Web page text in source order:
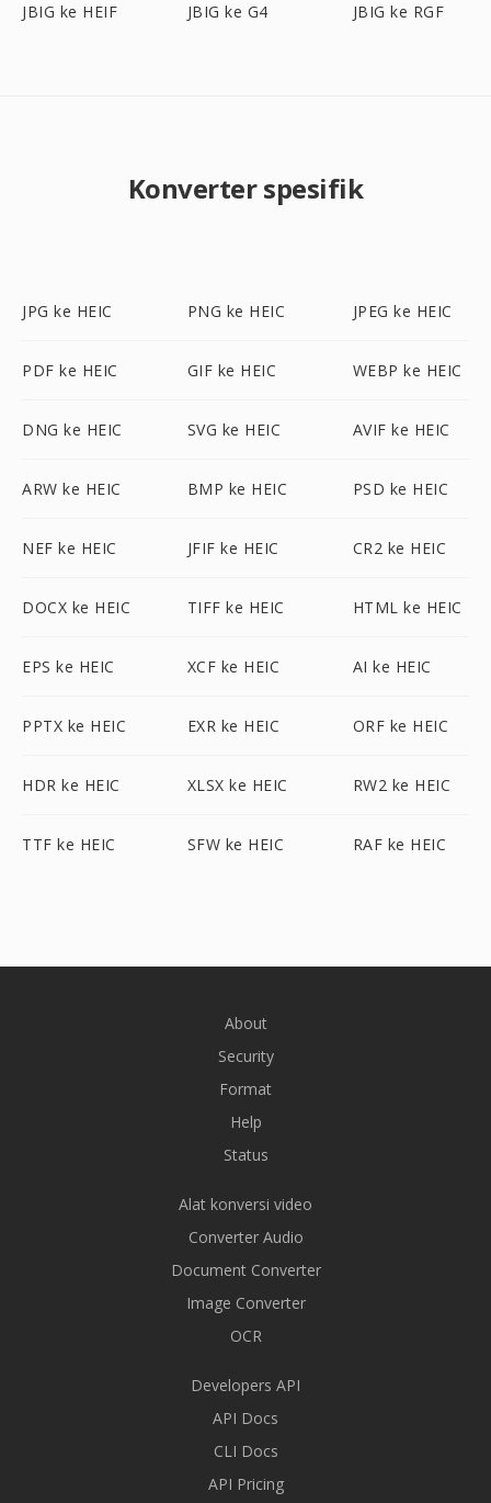
JBIG ke HEIF JBIG ke G4 JBIG ke RGF
Konverter spesifik
JPG ke HEIC PNG ke HEIC JPEG ke HEIC
PDF ke HEIC GIF ke HEIC WEBP ke HEIC
DNG ke HEIC SVG ke HEIC AVIF ke HEIC
ARW ke HEIC BMP ke HEIC PSD ke HEIC
NEF ke HEIC JFIF ke HEIC CR2 ke HEIC
DOCX ke HEIC TIFF ke HEIC HTML ke HEIC
EPS ke HEIC XCF ke HEIC AI ke HEIC
PPTX ke HEIC EXR ke HEIC ORF ke HEIC
HDR ke HEIC XLSX ke HEIC RW2 ke HEIC
TTF ke HEIC SFW ke HEIC RAF ke HEIC
About
Security
Format
Help
Status
Alat konversi video
Converter Audio
Document Converter
Image Converter
OCR
Developers API
API Docs
CLI Docs
API Pricing